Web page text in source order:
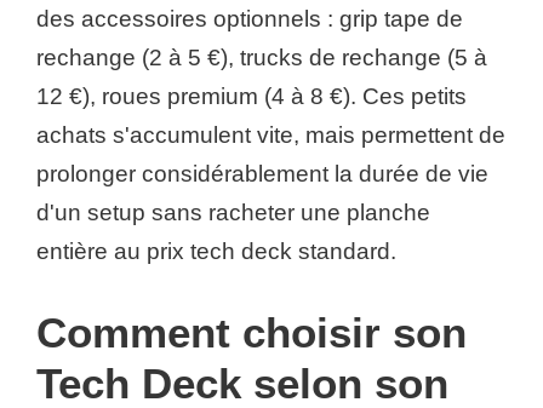
des accessoires optionnels : grip tape de
rechange (2 à 5 €), trucks de rechange (5 à
12 €), roues premium (4 à 8 €). Ces petits
achats s'accumulent vite, mais permettent de
prolonger considérablement la durée de vie
d'un setup sans racheter une planche
entière au prix tech deck standard.
Comment choisir son
Tech Deck selon son